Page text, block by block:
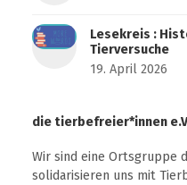
Lesekreis :
Tierversuche
19. April 2026
die tierbefreier*innen
Wir sind eine Ortsgruppe
solidarisieren uns mit